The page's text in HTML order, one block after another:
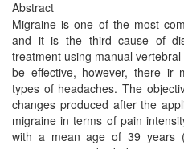
Abstract
Migraine is one of the most
and it is the third cause of
treatment using manual
be effective, however, there ir
types of headaches. The
changes produced after the
migraine in terms of pain
with a mean age of 39 years